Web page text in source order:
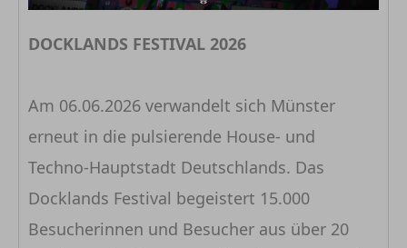
DOCKLANDS FESTIVAL 2026
Am 06.06.2026 verwandelt sich Münster
erneut in die pulsierende House- und
Techno-Hauptstadt Deutschlands. Das
Docklands Festival begeistert 15.000
Besucherinnen und Besucher aus über 20